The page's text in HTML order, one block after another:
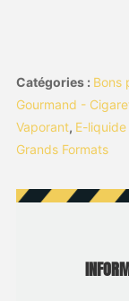
Catégories : Bons
Gourmand -
Vaporant, E-
Grands Formats